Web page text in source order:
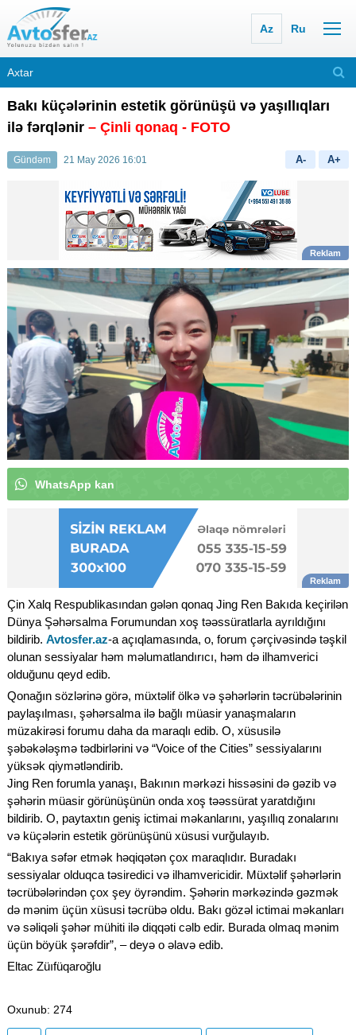
Az Ru
Bakı küçələrinin estetik görünüşü və yaşıllıqları
ilə fərqlənir – Çinli qonaq - FOTO
Gündəm 21 May 2026 16:01 A- A+
WhatsApp kan
Çin Xalq Respublikasından gələn qonaq Jing Ren Bakıda keçirilən
Dünya Şəhərsalma Forumundan xoş təəssüratlarla ayrıldığını
bildirib. Avtosfer.az-a açıqlamasında, o, forum çərçivəsində təşkil
olunan sessiyalar həm məlumatlandırıcı, həm də ilhamverici
olduğunu qeyd edib.
Qonağın sözlərinə görə, müxtəlif ölkə və şəhərlərin təcrübələrinin
paylaşılması, şəhərsalma ilə bağlı müasir yanaşmaların
müzakirəsi forumu daha da maraqlı edib. O, xüsusilə
şəbəkələşmə tədbirlərini və “Voice of the Cities” sessiyalarını
yüksək qiymətləndirib.
Jing Ren forumla yanaşı, Bakının mərkəzi hissəsini də gəzib və
şəhərin müasir görünüşünün onda xoş təəssürat yaratdığını
bildirib. O, paytaxtın geniş ictimai məkanlarını, yaşıllıq zonalarını
və küçələrin estetik görünüşünü xüsusi vurğulayıb.
“Bakıya səfər etmək həqiqətən çox maraqlıdır. Buradakı
sessiyalar olduqca təsiredici və ilhamvericidir. Müxtəlif şəhərlərin
təcrübələrindən çox şey öyrəndim. Şəhərin mərkəzində gəzmək
də mənim üçün xüsusi təcrübə oldu. Bakı gözəl ictimai məkanları
və səliqəli şəhər mühiti ilə diqqəti cəlb edir. Burada olmaq mənim
üçün böyük şərəfdir”, – deyə o əlavə edib.
Eltac Züıfüqaroğlu
Oxunub: 274